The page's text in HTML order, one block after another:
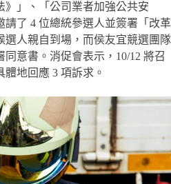
》」、「公司業者加強公共安
了 4 位總統參選人並簽署「改革
選人親自到場，而侯友宜競選團隊
意書。消促會表示，10/12 將召
地回應 3 項訴求。